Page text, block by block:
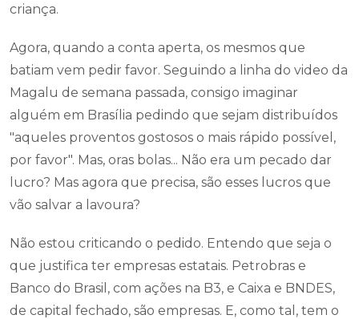
criança.
Agora, quando a conta aperta, os mesmos que
batiam vem pedir favor. Seguindo a linha do video da
Magalu de semana passada, consigo imaginar
alguém em Brasília pedindo que sejam distribuídos
"aqueles proventos gostosos o mais rápido possível,
por favor". Mas, oras bolas... Não era um pecado dar
lucro? Mas agora que precisa, são esses lucros que
vão salvar a lavoura?
Não estou criticando o pedido. Entendo que seja o
que justifica ter empresas estatais. Petrobras e
Banco do Brasil, com ações na B3, e Caixa e BNDES,
de capital fechado, são empresas. E, como tal, tem o